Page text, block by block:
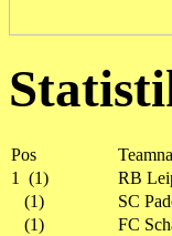
Pos
1 (1)
RB
(1)
SC
(1)
FC